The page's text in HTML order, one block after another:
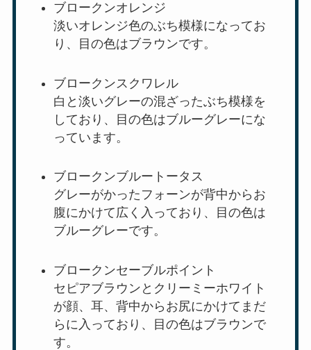
ブロークンオレンジ
淡いオレンジ色のぶち模様になってお
り、目の色はブラウンです。
ブロークンスクワレル
白と淡いグレーの混ざったぶち模様を
しており、目の色はブルーグレーにな
っています。
ブロークンブルートータス
グレーがかったフォーンが背中からお
腹にかけて広く入っており、目の色は
ブルーグレーです。
ブロークンセーブルポイント
セピアブラウンとクリーミーホワイト
が顔、耳、背中からお尻にかけてまだ
らに入っており、目の色はブラウンで
す。